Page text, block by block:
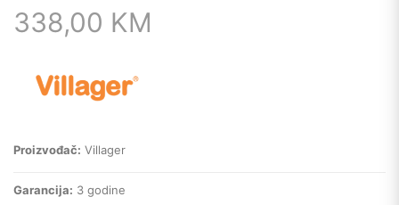
338,00 KM
Proizvođač: Villager
Garancija: 3 godine